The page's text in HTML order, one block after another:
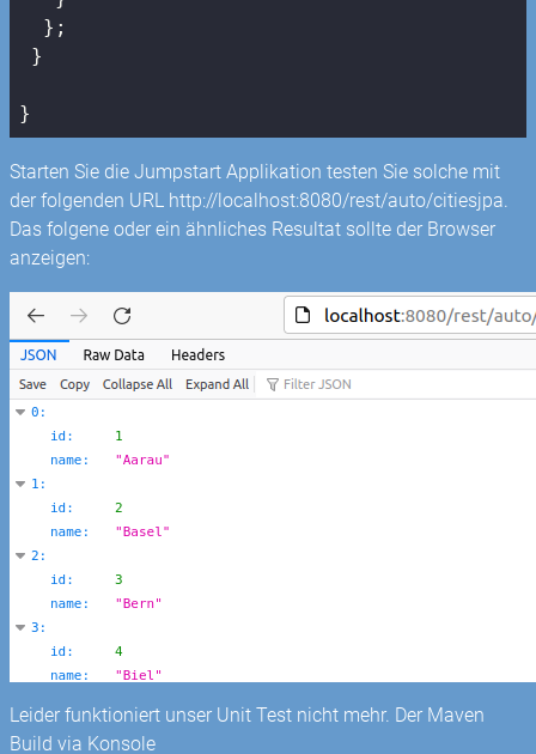
  };
}
}
Starten Sie die Jumpstart Applikation testen Sie solche mit
der folgenden URL http://localhost:8080/rest/auto/citiesjpa.
Das folgene oder ein ähnliches Resultat sollte der Browser
anzeigen:
Leider funktioniert unser Unit Test nicht mehr. Der Maven
Build via Konsole